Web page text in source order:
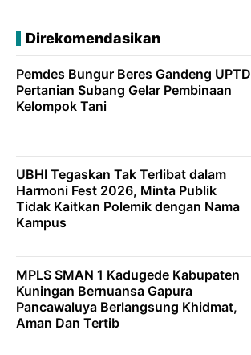
Direkomendasikan
Pemdes Bungur Beres Gandeng UPTD
Pertanian Subang Gelar Pembinaan
Kelompok Tani
UBHI Tegaskan Tak Terlibat dalam
Harmoni Fest 2026, Minta Publik
Tidak Kaitkan Polemik dengan Nama
Kampus
MPLS SMAN 1 Kadugede Kabupaten
Kuningan Bernuansa Gapura
Pancawaluya Berlangsung Khidmat,
Aman Dan Tertib